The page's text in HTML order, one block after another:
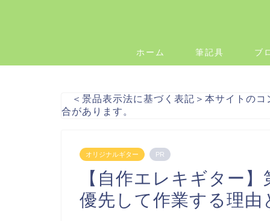
ホーム 筆記具 ブ
＜景品表示法に基づく表記＞本サイトのコ
合があります。
オリジナルギター PR
【自作エレキギタ
優先して作業する理由